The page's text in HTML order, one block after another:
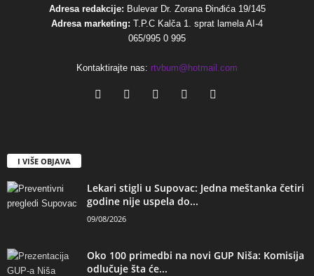
Adresa redakcije: Bulevar Dr. Zorana Đinđića 19/145
Adresa marketing: T.P.C Kalča 1. sprat lamela AI-4
065/995 0 995
Kontaktirajte nas: rtvbum@hotmail.com
I VIŠE OBJAVA
Lekari stigli u Supovac: Jedna meštanka četiri
godine nije uspela do...
09/08/2026
Oko 100 primedbi na novi GUP Niša: Komisija
odlučuje šta će...